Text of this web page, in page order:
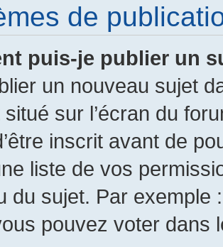
de
puis-je publier un
un nouveau sujet
sur l’écran du
inscrit avant de
liste de vos
du sujet. Par exemple
pouvez voter dans